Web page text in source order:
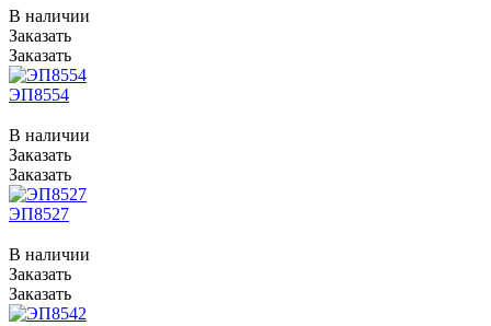
В наличии
Заказать
Заказать
ЭП8554
В наличии
Заказать
Заказать
ЭП8527
В наличии
Заказать
Заказать